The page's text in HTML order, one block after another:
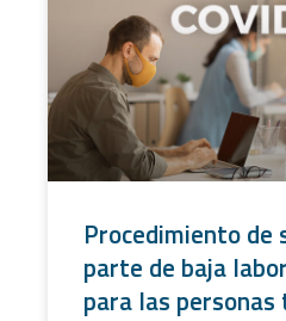
Procedimiento de
parte de baja
para las